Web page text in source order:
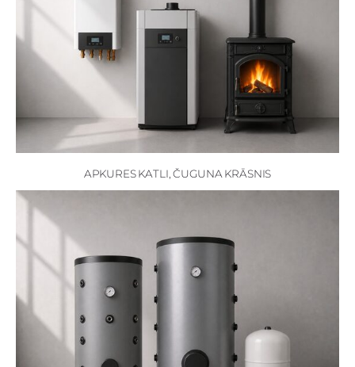
APKURES KATLI, ČUGUNA KRĀSNIS